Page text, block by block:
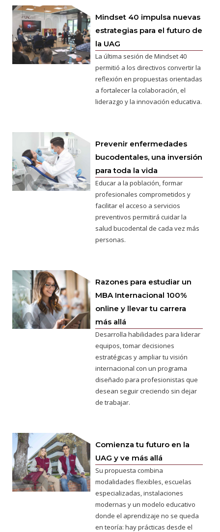
Mindset 40 impulsa nuevas
estrategias para el futuro de
la UAG
La última sesión de Mindset 40
permitió a los directivos convertir la
reflexión en propuestas orientadas
a fortalecer la colaboración, el
liderazgo y la innovación educativa.
Prevenir enfermedades
bucodentales, una inversión
para toda la vida
Educar a la población, formar
profesionales comprometidos y
facilitar el acceso a servicios
preventivos permitirá cuidar la
salud bucodental de cada vez más
personas.
Razones para estudiar un
MBA Internacional 100%
online y llevar tu carrera
más allá
Desarrolla habilidades para liderar
equipos, tomar decisiones
estratégicas y ampliar tu visión
internacional con un programa
diseñado para profesionistas que
desean seguir creciendo sin dejar
de trabajar.
Comienza tu futuro en la
UAG y ve más allá
Su propuesta combina
modalidades flexibles, escuelas
especializadas, instalaciones
modernas y un modelo educativo
donde el aprendizaje no se queda
en teoría: hay prácticas desde el